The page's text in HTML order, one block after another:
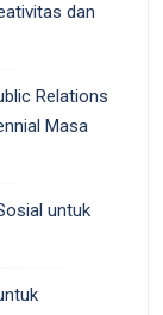
dan
Relations
Masa
untuk